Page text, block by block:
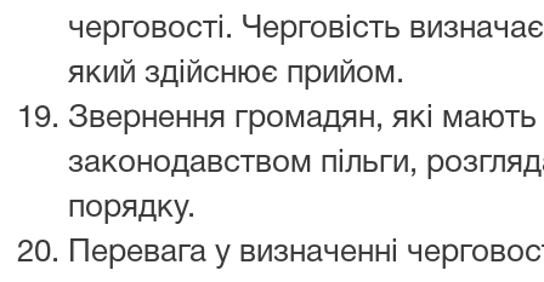
черговості. Черговість
який здійснює прийом.
Звернення громадян, які мають
законодавством пільги,
порядку.
Перевага у визначенні